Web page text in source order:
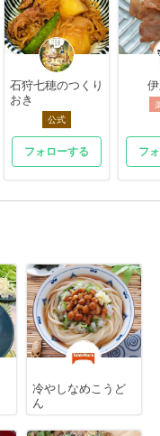
石狩七穂のつくり
おき
公式
フォローする フ
冷やしなめこうど
ん